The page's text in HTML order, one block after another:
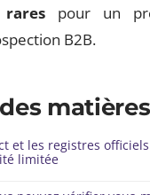
pour un
B2B.
matières
et les registres
limitée